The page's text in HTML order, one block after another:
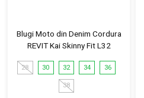
Blugi Moto din Denim Cordura
REVIT Kai Skinny Fit L32
28 30 32 34 36
38